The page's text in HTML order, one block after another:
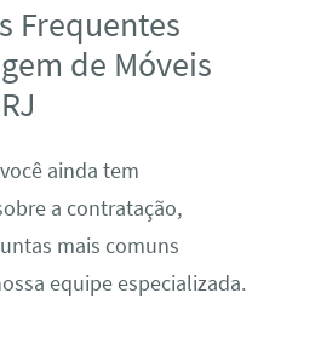
Frequentes
de Móveis
ainda tem
a contratação,
mais comuns
equipe especializada.